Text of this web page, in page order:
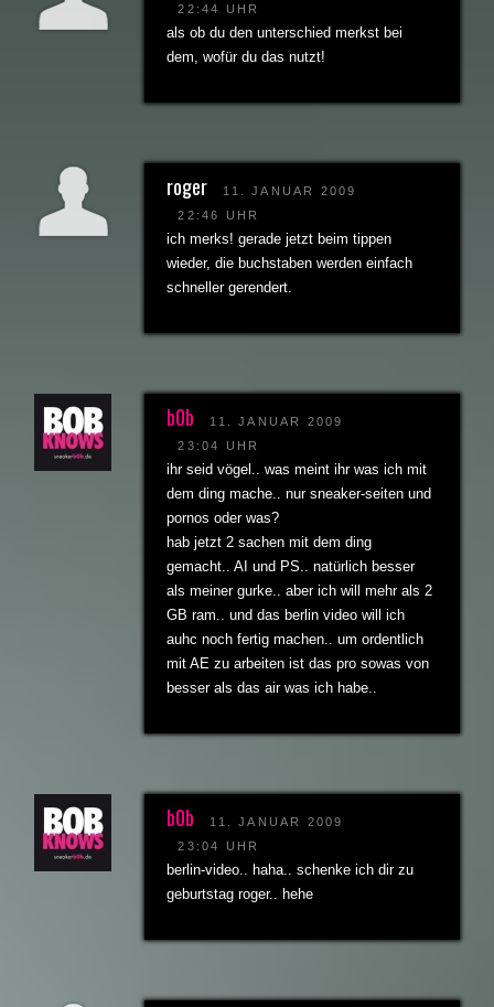
22:44 UHR
als ob du den unterschied merkst bei
dem, wofür du das nutzt!
roger
11. JANUAR 2009
22:46 UHR
ich merks! gerade jetzt beim tippen
wieder, die buchstaben werden einfach
schneller gerendert.
b0b
11. JANUAR 2009
23:04 UHR
ihr seid vögel.. was meint ihr was ich mit
dem ding mache.. nur sneaker-seiten und
pornos oder was?
hab jetzt 2 sachen mit dem ding
gemacht.. AI und PS.. natürlich besser
als meiner gurke.. aber ich will mehr als 2
GB ram.. und das berlin video will ich
auhc noch fertig machen.. um ordentlich
mit AE zu arbeiten ist das pro sowas von
besser als das air was ich habe..
b0b
11. JANUAR 2009
23:04 UHR
berlin-video.. haha.. schenke ich dir zu
geburtstag roger.. hehe